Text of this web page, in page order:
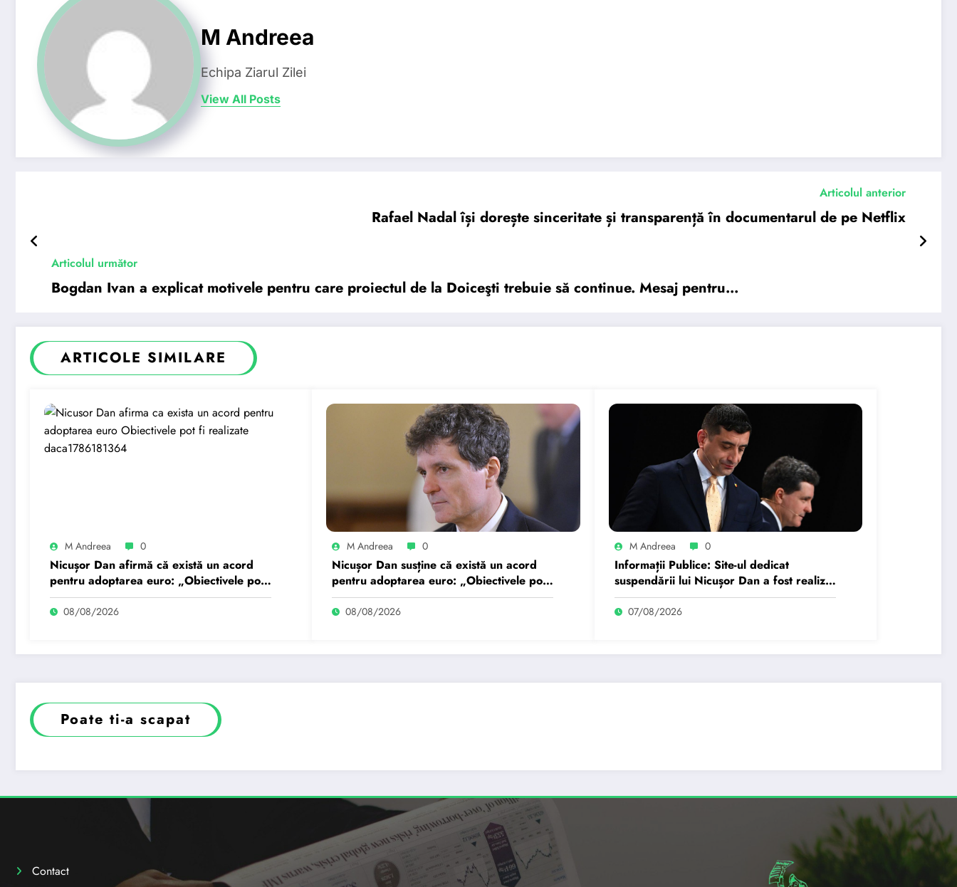
M Andreea
Echipa Ziarul Zilei
View All Posts
Articolul anterior
Rafael Nadal își dorește sinceritate și transparență în documentarul de pe Netflix
Articolul următor
Bogdan Ivan a explicat motivele pentru care proiectul de la Doiceşti trebuie să continue. Mesaj pentru…
ARTICOLE SIMILARE
M Andreea 0
Nicușor Dan afirmă că există un acord
pentru adoptarea euro: „Obiectivele pot
fi realizate dacă…
08/08/2026
M Andreea 0
Nicușor Dan susține că există un acord
pentru adoptarea euro: „Obiectivele pot
fi realizate dacă…
08/08/2026
M Andreea 0
Informații Publice: Site-ul dedicat
suspendării lui Nicușor Dan a fost realizat
de un moldovean plătit de AUR cu…
07/08/2026
Poate ti-a scapat
Contact